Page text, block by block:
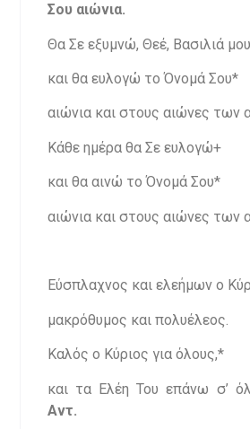
Σου αιώνια.
Θα Σε εξυμνώ, Θεέ, Βασιλιά
και θα ευλογώ το Όνομά Σου*
αιώνια και στους αιώνες των
Κάθε ημέρα θα Σε ευλογώ+
και θα αινώ το Όνομά Σου*
αιώνια και στους αιώνες των
Εύσπλαχνος και ελεήμων ο
μακρόθυμος και πολυέλεος.
Καλός ο Κύριος για όλους,*
και τα Ελέη Του επάνω σ’
Αντ.